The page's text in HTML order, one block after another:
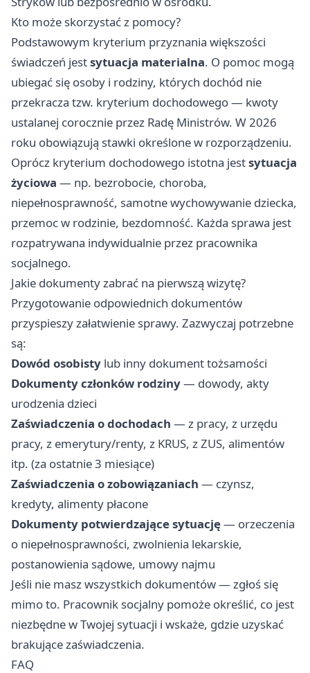
Kto może skorzystać z pomocy?
Podstawowym kryterium przyznania większości
świadczeń jestsytuacja materialna. O pomoc mogą
ubiegać się osoby i rodziny, których dochód nie
przekracza tzw. kryterium dochodowego — kwoty
ustalanej corocznie przez Radę Ministrów. W 2026
roku obowiązują stawki określone w rozporządzeniu.
Oprócz kryterium dochodowego istotna jestsytuacja
życiowa — np. bezrobocie, choroba,
niepełnosprawność, samotne wychowywanie dziecka,
przemoc w rodzinie, bezdomność. Każda sprawa jest
rozpatrywana indywidualnie przez pracownika
socjalnego.
Jakie dokumenty zabrać na pierwszą wizytę?
Przygotowanie odpowiednich dokumentów
przyspieszy załatwienie sprawy. Zazwyczaj potrzebne
są:
Dowód osobisty lub inny dokument tożsamości
Dokumenty członków rodziny— dowody, akty
urodzenia dzieci
Zaświadczenia o dochodach — z pracy, z urzędu
pracy, z emerytury/renty, z KRUS, z ZUS, alimentów
itp. (za ostatnie 3 miesiące)
Zaświadczenia o zobowiązaniach — czynsz,
kredyty, alimenty płacone
Dokumenty potwierdzające sytuację— orzeczenia
o niepełnosprawności, zwolnienia lekarskie,
postanowienia sądowe, umowy najmu
Jeśli nie masz wszystkich dokumentów — zgłoś się
mimo to. Pracownik socjalny pomoże określić, co jest
niezbędne w Twojej sytuacji i wskaże, gdzie uzyskać
brakujące zaświadczenia.
FAQ